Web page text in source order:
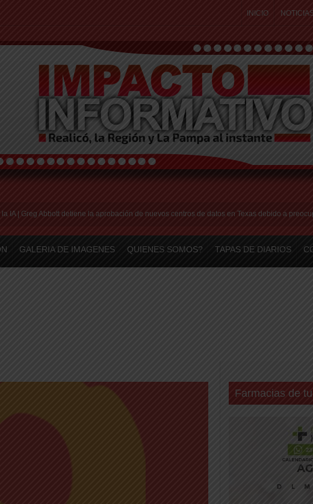
INICIO
Abbott detiene la aprobación de nuevos centros de datos en Texas debido a
GALERIA DE IMAGENES QUIENES SOMOS? TAPAS DE DIARIOS
Farmacias de